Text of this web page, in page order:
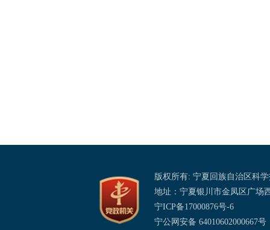
版权所有: 宁夏回族自治区科
地址：宁夏银川市金凤区广场
宁ICP备17000876号-6
宁公网安备 64010602000667号